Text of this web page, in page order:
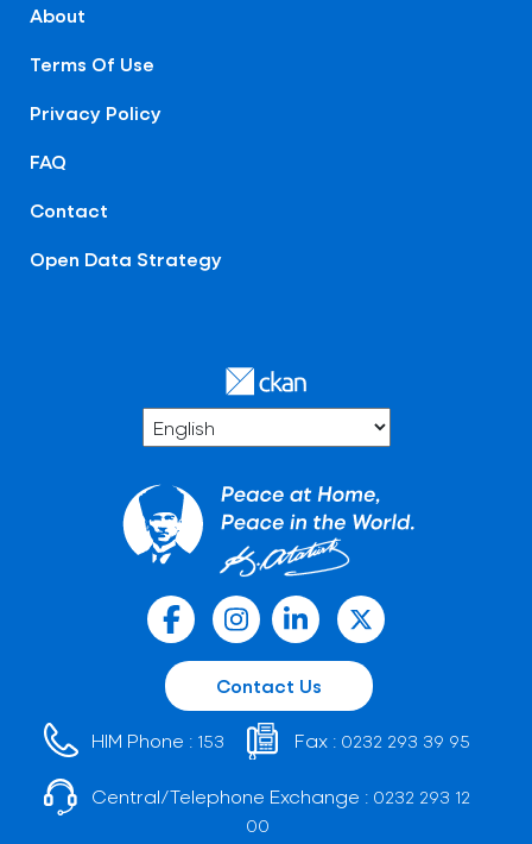
About
Terms Of Use
Privacy Policy
FAQ
Contact
Open Data Strategy
Contact Us
HIM Phone : 153 Fax : 0232 293 39 95
Central/Telephone Exchange : 0232 293 12
00